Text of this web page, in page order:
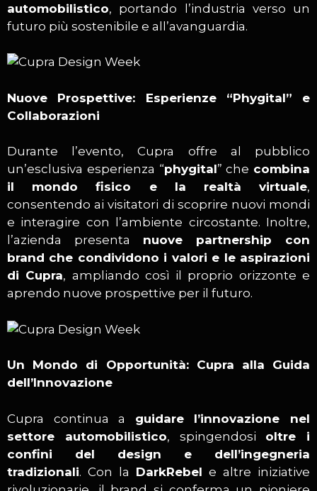
automobilistico, portando l’industria verso un
futuro più sostenibile e all’avanguardia.
Nuove Prospettive: Esperienze “Phygital” e
Collaborazioni
Durante l’evento, Cupra offre al pubblico
un’esclusiva esperienza “phygital” che combina
il mondo fisico e la realtà virtuale,
consentendo ai visitatori di scoprire nuovi mondi
e interagire con l’ambiente circostante. Inoltre,
l’azienda presenta nuove partnership con
brand che condividono i valori e le aspirazioni
di Cupra, ampliando così il proprio orizzonte e
aprendo nuove prospettive per il futuro.
Un Mondo di Opportunità: Cupra alla Guida
dell’Innovazione
Cupra continua a guidare l’innovazione nel
settore automobilistico, spingendosi oltre i
confini del design e dell’ingegneria
tradizionali. Con la DarkRebel e altre iniziative